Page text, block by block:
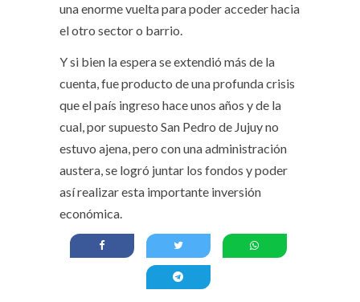
una enorme vuelta para poder acceder hacia
el otro sector o barrio.
Y si bien la espera se extendió más de la
cuenta, fue producto de una profunda crisis
que el país ingreso hace unos años y de la
cual, por supuesto San Pedro de Jujuy no
estuvo ajena, pero con una administración
austera, se logró juntar los fondos y poder
así realizar esta importante inversión
económica.